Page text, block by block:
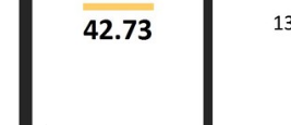
Прокрутить влево